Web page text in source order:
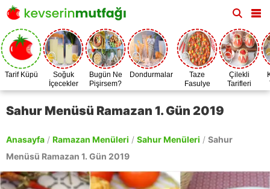
Tarif Küpü
Soğuk
İçecekler
Bugün Ne
Pişirsem?
Dondurmalar
Taze
Fasulye
Zamanı
Çilekli
Tarifleri
Sahur Menüsü Ramazan 1. Gün 2019
Anasayfa / Ramazan Menüleri / Sahur Menüleri / Sahur
Menüsü Ramazan 1. Gün 2019